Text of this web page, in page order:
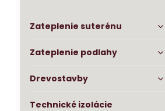
Zateplenie suterénu
Zateplenie podlahy
Drevostavby
Technické izolácie